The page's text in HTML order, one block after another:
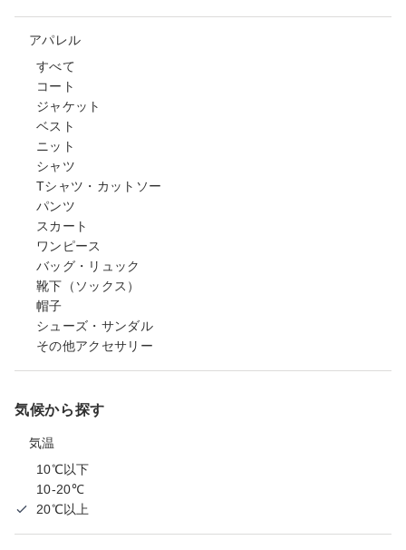
アパレル
すべて
コート
ジャケット
ベスト
ニット
シャツ
Tシャツ・カットソー
パンツ
スカート
ワンピース
バッグ・リュック
靴下（ソックス）
帽子
シューズ・サンダル
その他アクセサリー
気候から探す
気温
10℃以下
10-20℃
20℃以上